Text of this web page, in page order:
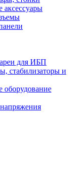
для ИБП
стабилизаторы и
оборудование